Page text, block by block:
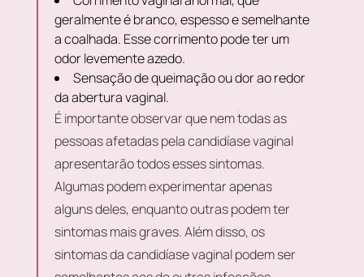
geralmente é branco, espesso e semelhante
a coalhada. Esse corrimento pode ter um
odor levemente azedo.
Sensação de queimação ou dor ao redor
da abertura vaginal.
É importante observar que nem todas as
pessoas afetadas pela candidíase vaginal
apresentarão todos esses sintomas.
Algumas podem experimentar apenas
alguns deles, enquanto outras podem ter
sintomas mais graves. Além disso, os
sintomas da candidíase vaginal podem ser